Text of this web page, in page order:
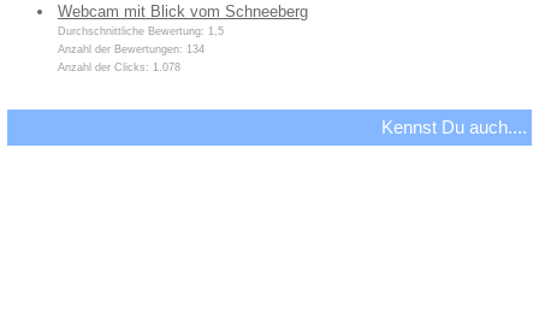
Webcam mit Blick vom Schneeberg
Durchschnittliche Bewertung: 1,5
Anzahl der Bewertungen: 134
Anzahl der Clicks: 1.078
Kennst Du auch....